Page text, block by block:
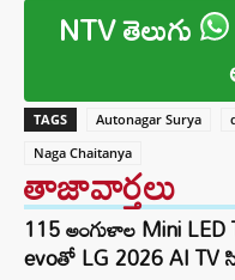
NTV తెలుగు
TAGS Autonagar Surya
Naga Chaitanya
తాజావార్తలు
115 అంగుళాల Mini
evoతో LG 2026 AI